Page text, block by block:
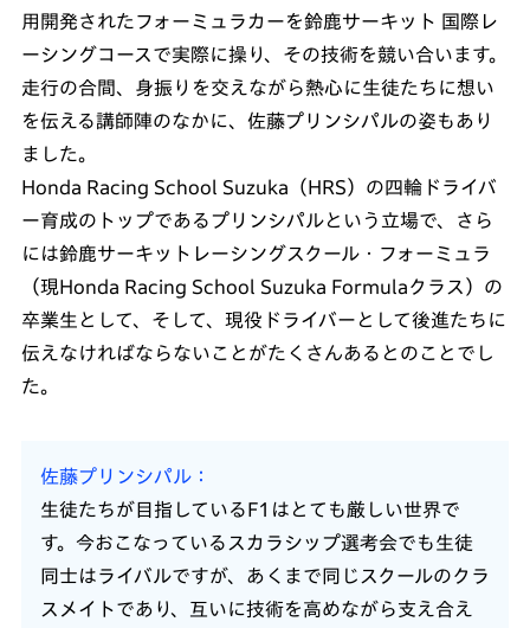
用開発されたフォーミュラカーを鈴鹿サーキット 国際レ
ーシングコースで実際に操り、その技術を競い合います。
走行の合間、身振りを交えながら熱心に生徒たちに想い
を伝える講師陣のなかに、佐藤プリンシパルの姿もあり
ました。
Honda Racing School Suzuka（HRS）の四輪ドライバ
ー育成のトップであるプリンシパルという立場で、さら
には鈴鹿サーキットレーシングスクール・フォーミュラ
（現Honda Racing School Suzuka Formulaクラス）の
卒業生として、そして、現役ドライバーとして後進たちに
伝えなければならないことがたくさんあるとのことでし
た。
佐藤プリンシパル
生徒たちが目指しているF1はとても厳しい世界で
す。今おこなっているスカラシップ選考会でも生徒
同士はライバルですが、あくまで同じスクールのクラ
スメイトであり、互いに技術を高めながら支え合え